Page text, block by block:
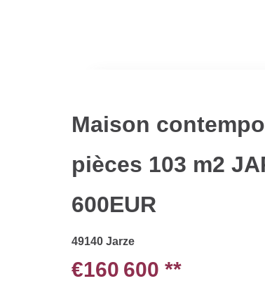
Maison
pièces 103 m2
600EUR
49140 Jarze
€160 600 **